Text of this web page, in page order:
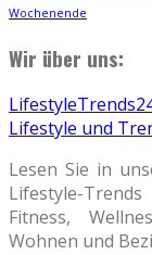
Wochenende
Wir über uns:
Lifestyle und
Lesen Sie in
Lifestyle-
Fitness,
Wohnen und